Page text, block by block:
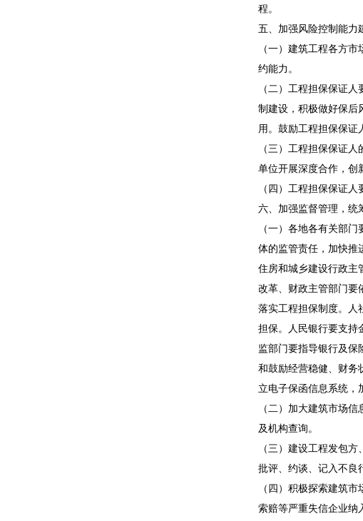
程。
五、加强风险控制能力
（一）建筑工程各方
约能力。
（二）工程担保保证
制建设，积极做好保后
用。鼓励工程担保保证
（三）工程担保保证
单位开展深度合作，创
（四）工程担保保证
六、加强监督管理，统
（一）各地各有关部
体的监管责任，加快推
住房和城乡建设行政主
改革、财政主管部门要
落实工程担保制度。人
担保。人民银行要支持
监部门要指导银行及保
和鼓励经营稳健、财务
立电子保函信息系统，
（二）加大建筑市场
及机构查询。
（三）建设工程发包
批评、约谈、记入不良
（四）积极探索建筑
索赔等严重失信企业纳